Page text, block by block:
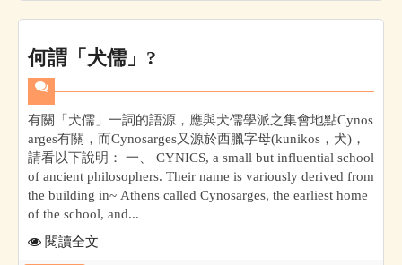
何謂「犬儒」?
有關「犬儒」一詞的語源，應與犬儒學派之集會地點Cynos
arges有關，而Cynosarges又源於西臘字母(kunikos，犬)，
請看以下說明： 一、 CYNICS, a small but influential school
of ancient philosophers. Their name is variously derived from
the building in~ Athens called Cynosarges, the earliest home
of the school, and...
閱讀全文